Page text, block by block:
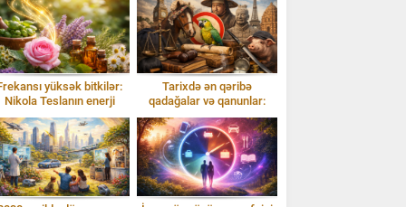
yüksək bitkilər:
Nikola Teslanın enerji
baxışı və Isparta gülü
Tarixdə ən qəribə
qadağalar və qanunlar:
Təəccübləndirən faktlar